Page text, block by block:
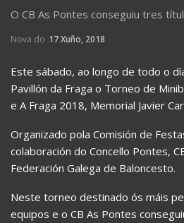
O CB As Pontes conseguiu tres
Nova do 17 Xuño, 2018
Este sábado, ao longo de todo o
Pavillón da Fraga o Torneo de
e A Fraga 2018, Memorial Javier
Organizado pola Comisión de
colaboración do Concello Pontes,
Federación Galega de Baloncesto.
Neste torneo destinado ós máis
equipos e o CB As Pontes